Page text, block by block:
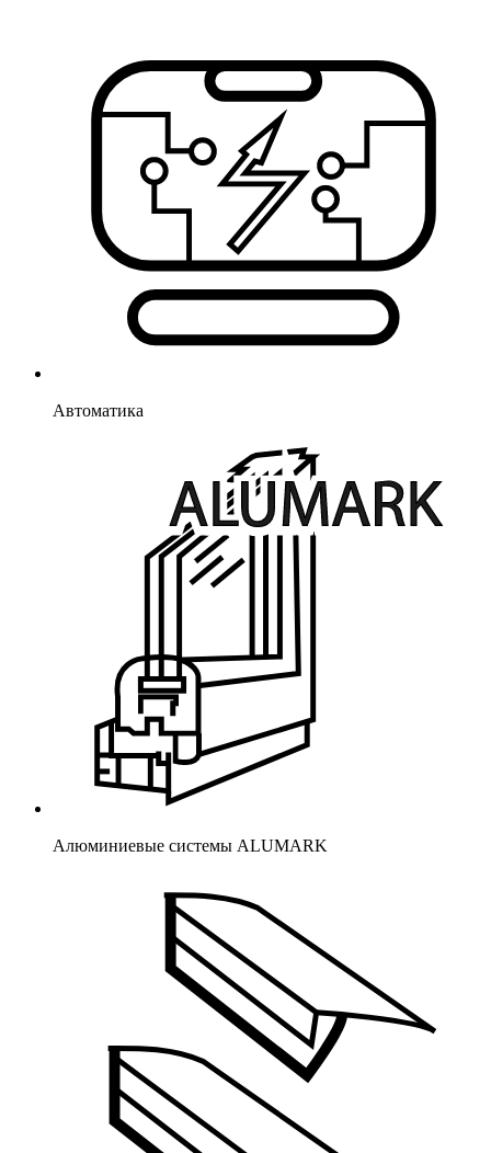
Автоматика
Алюминиевые системы ALUMARK